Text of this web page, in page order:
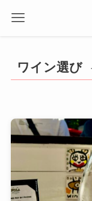
ワイン選び